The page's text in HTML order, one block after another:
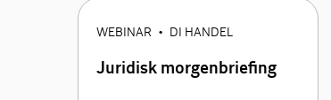
WEBINAR • DI HANDEL
Juridisk morgenbriefing